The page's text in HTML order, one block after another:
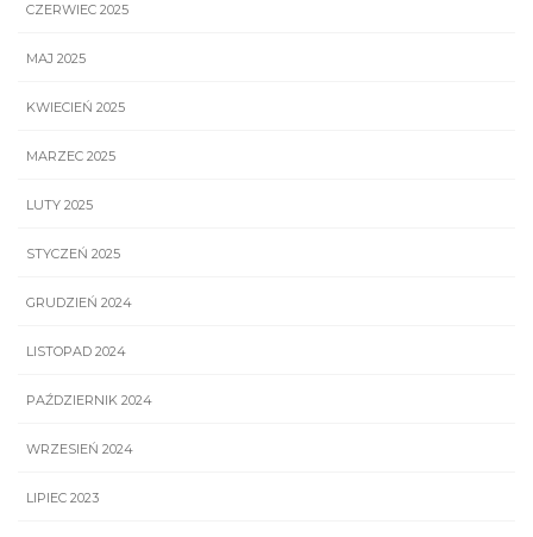
CZERWIEC 2025
MAJ 2025
KWIECIEŃ 2025
MARZEC 2025
LUTY 2025
STYCZEŃ 2025
GRUDZIEŃ 2024
LISTOPAD 2024
PAŹDZIERNIK 2024
WRZESIEŃ 2024
LIPIEC 2023